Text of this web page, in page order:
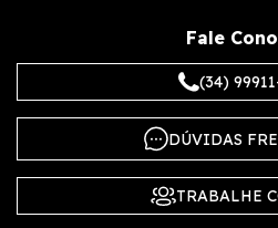
Fale
(34)
DÚVIDAS
TRABALHE